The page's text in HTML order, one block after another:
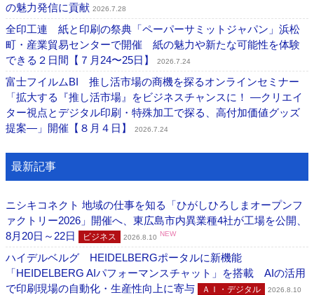
の魅力発信に貢献 2026.7.28
全印工連 紙と印刷の祭典「ペーパーサミットジャパン」浜松
町・産業貿易センターで開催 紙の魅力や新たな可能性を体験
できる２日間【７月24〜25日】
2026.7.24
富士フイルムBI 推し活市場の商機を探るオンラインセミナー
「拡大する『推し活市場』をビジネスチャンスに！ ―クリエイ
ター視点とデジタル印刷・特殊加工で探る、高付加価値グッズ
提案―」開催【８月４日】
2026.7.24
最新記事
ニシキコネクト 地域の仕事を知る「ひがしひろしまオープンフ
ァクトリー2026」開催へ、東広島市内異業種4社が工場を公開、
8月20日～22日
ビジネス 2026.8.10 NEW
ハイデルベルグ HEIDELBERGポータルに新機能
「HEIDELBERG AIパフォーマンスチャット」を搭載 AIの活用
で印刷現場の自動化・生産性向上に寄与
ＡＩ・デジタル
2026.8.10